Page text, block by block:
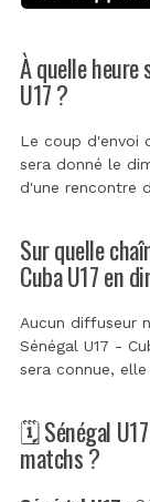
À quelle heure
U17 ?
Le coup d'envoi
sera donné le
d'une rencontre
Sur quelle
Cuba U17 en
Aucun diffuseur
Sénégal U17 -
sera connue,
🗓️ Sénégal
matchs ?